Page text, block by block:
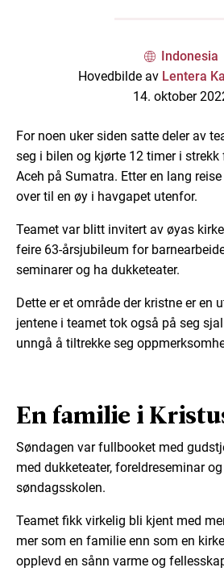
Indonesia
Hovedbilde av Lentera
14. oktober
For noen uker siden satte deler av
seg i bilen og kjørte 12 timer i
Aceh på Sumatra. Etter en lang
over til en øy i havgapet utenfor.
Teamet var blitt invitert av øyas
feire 63-årsjubileum for
seminarer og ha dukketeater.
Dette er et område der kristne er en
jentene i teamet tok også på seg
unngå å tiltrekke seg
En familie i
Søndagen var fullbooket med
med dukketeater, foreldreseminar
søndagsskolen.
Teamet fikk virkelig bli kjent med
mer som en familie enn som en
opplevd en sånn varme og